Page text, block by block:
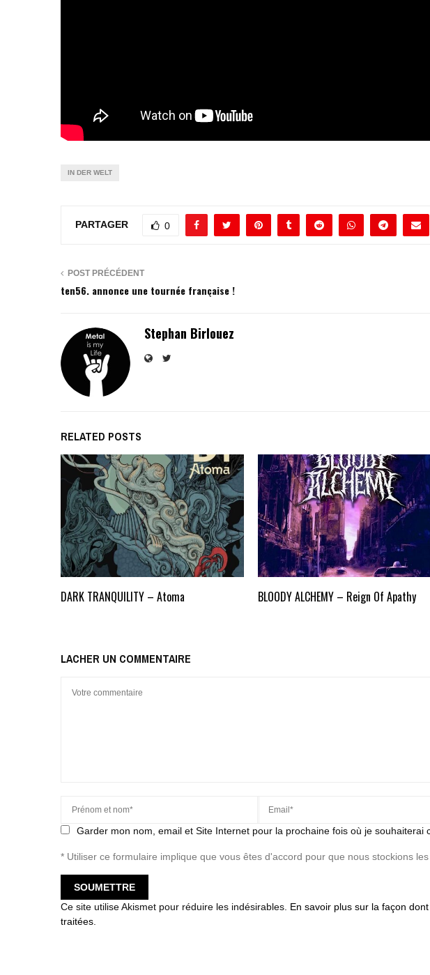
IN DER WELT
PARTAGER 0
POST PRÉCÉDENT
ten56. annonce une tournée française !
Stephan Birlouez
RELATED POSTS
DARK TRANQUILITY – Atoma BLOODY ALCHEMY – Reign Of Apathy
LACHER UN COMMENTAIRE
Garder mon nom, email et Site Internet pour la prochaine fois où je souhaiterai
* Utiliser ce formulaire implique que vous êtes d'accord pour que nous stockions
Ce site utilise Akismet pour réduire les indésirables. En savoir plus sur la façon
traitées